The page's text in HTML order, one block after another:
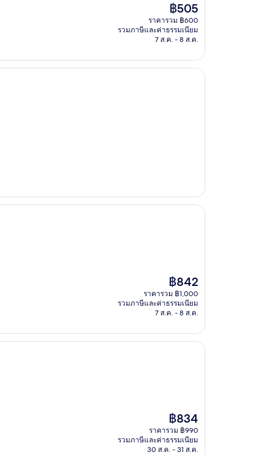
ราคา
ปัจจุบัน
คือ
฿505
฿505
ราคารวม ฿600
รวมภาษีและค่าธรรมเนียม
7 ส.ค. - 8 ส.ค.
ราคา
ปัจจุบัน
คือ
฿842
฿842
ราคารวม ฿1,000
รวมภาษีและค่าธรรมเนียม
7 ส.ค. - 8 ส.ค.
ราคา
ปัจจุบัน
คือ
฿834
฿834
ราคารวม ฿990
รวมภาษีและค่าธรรมเนียม
30 ส.ค. - 31 ส.ค.